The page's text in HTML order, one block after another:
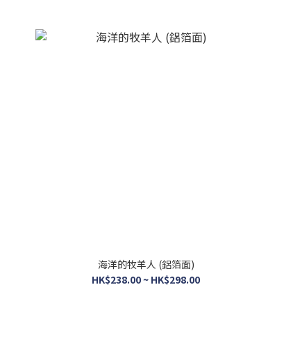
海洋的牧羊人 (鋁箔面)
HK$238.00 ~ HK$298.00